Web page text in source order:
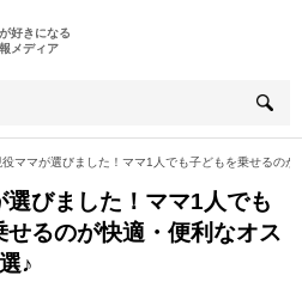
好きになる
メディア
役ママが選びました！ママ1人でも子どもを乗せるの
選びました！ママ1人でも
せるのが快適・便利なオス
♪